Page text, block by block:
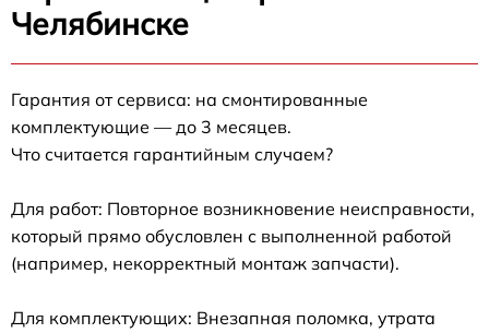
Челябинске
Гарантия от сервиса: на смонтированные
комплектующие — до 3 месяцев.
Что считается гарантийным случаем?
Для работ: Повторное возникновение неисправности,
который прямо обусловлен с выполненной работой
(например, некорректный монтаж запчасти).
Для комплектующих: Внезапная поломка, утрата